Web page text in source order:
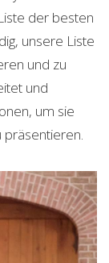
der besten
unsere Liste
und zu
und
um sie
präsentieren.